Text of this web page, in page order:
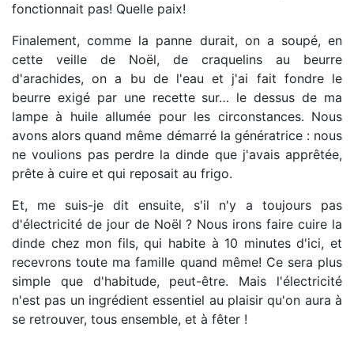
fonctionnait pas! Quelle paix!
Finalement, comme la panne durait, on a soupé, en
cette veille de Noël, de craquelins au beurre
d'arachides, on a bu de l'eau et j'ai fait fondre le
beurre exigé par une recette sur… le dessus de ma
lampe à huile allumée pour les circonstances. Nous
avons alors quand même démarré la génératrice : nous
ne voulions pas perdre la dinde que j'avais apprêtée,
prête à cuire et qui reposait au frigo.
Et, me suis-je dit ensuite, s'il n'y a toujours pas
d'électricité de jour de Noël ? Nous irons faire cuire la
dinde chez mon fils, qui habite à 10 minutes d'ici, et
recevrons toute ma famille quand même! Ce sera plus
simple que d'habitude, peut-être. Mais l'électricité
n'est pas un ingrédient essentiel au plaisir qu'on aura à
se retrouver, tous ensemble, et à fêter !